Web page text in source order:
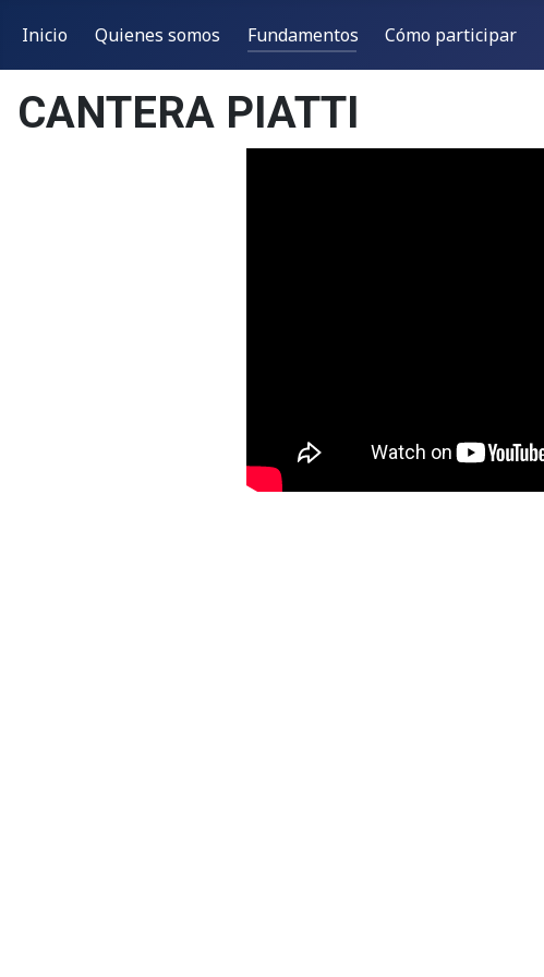
Inicio Quienes somos Fundamentos Cómo participar
CANTERA PIATTI